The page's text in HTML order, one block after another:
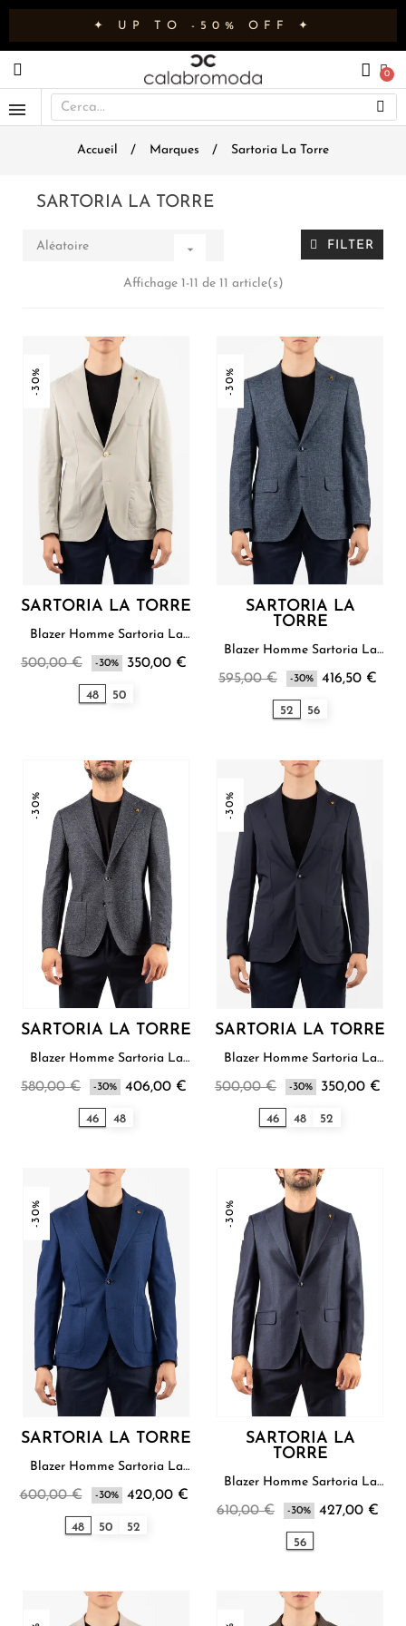
✦ UP TO -50% OFF ✦
Accueil Marques Sartoria La Torre
SARTORIA LA TORRE
Aléatoire  FILTER
Affichage 1-11 de 11 article(s)
-30%
SARTORIA LA TORRE
Blazer Homme Sartoria La
500,00 € -30% 350,00 €
48 50
-30%
SARTORIA LA
TORRE
Blazer Homme Sartoria La
595,00 € -30% 416,50 €
52 56
-30%
SARTORIA LA TORRE
Blazer Homme Sartoria La
580,00 € -30% 406,00 €
46 48
-30%
SARTORIA LA TORRE
Blazer Homme Sartoria La
500,00 € -30% 350,00 €
46 48 52
-30%
SARTORIA LA TORRE
Blazer Homme Sartoria La
600,00 € -30% 420,00 €
48 50 52
-30%
SARTORIA LA
TORRE
Blazer Homme Sartoria La
610,00 € -30% 427,00 €
56